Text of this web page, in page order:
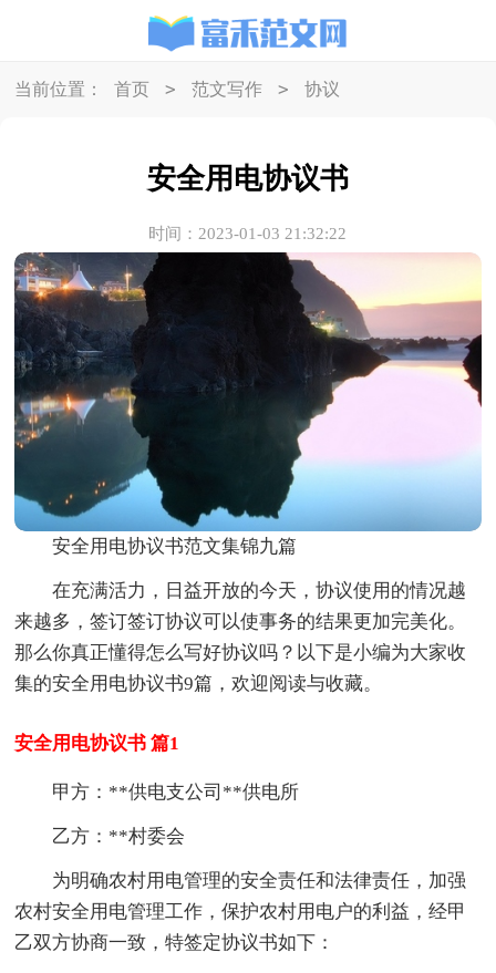
当前位置： 首页 > 范文写作 > 协议
安全用电协议书
时间：2023-01-03 21:32:22
安全用电协议书范文集锦九篇
在充满活力，日益开放的今天，协议使用的情况越
来越多，签订签订协议可以使事务的结果更加完美化。
那么你真正懂得怎么写好协议吗？以下是小编为大家收
集的安全用电协议书9篇，欢迎阅读与收藏。
安全用电协议书 篇1
甲方：**供电支公司**供电所
乙方：**村委会
为明确农村用电管理的安全责任和法律责任，加强
农村安全用电管理工作，保护农村用电户的利益，经甲
乙双方协商一致，特签定协议书如下：